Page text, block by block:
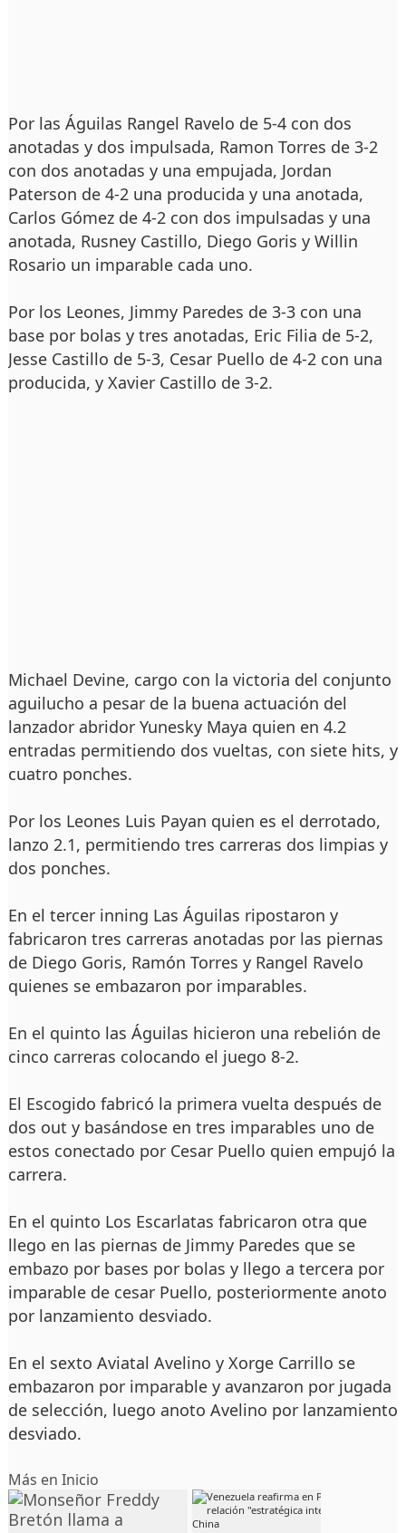
Por las Águilas Rangel Ravelo de 5-4 con dos
anotadas y dos impulsada, Ramon Torres de 3-2
con dos anotadas y una empujada, Jordan
Paterson de 4-2 una producida y una anotada,
Carlos Gómez de 4-2 con dos impulsadas y una
anotada, Rusney Castillo, Diego Goris y Willin
Rosario un imparable cada uno.
Por los Leones, Jimmy Paredes de 3-3 con una
base por bolas y tres anotadas, Eric Filia de 5-2,
Jesse Castillo de 5-3, Cesar Puello de 4-2 con una
producida, y Xavier Castillo de 3-2.
Michael Devine, cargo con la victoria del conjunto
aguilucho a pesar de la buena actuación del
lanzador abridor Yunesky Maya quien en 4.2
entradas permitiendo dos vueltas, con siete hits, y
cuatro ponches.
Por los Leones Luis Payan quien es el derrotado,
lanzo 2.1, permitiendo tres carreras dos limpias y
dos ponches.
En el tercer inning Las Águilas ripostaron y
fabricaron tres carreras anotadas por las piernas
de Diego Goris, Ramón Torres y Rangel Ravelo
quienes se embazaron por imparables.
En el quinto las Águilas hicieron una rebelión de
cinco carreras colocando el juego 8-2.
El Escogido fabricó la primera vuelta después de
dos out y basándose en tres imparables uno de
estos conectado por Cesar Puello quien empujó la
carrera.
En el quinto Los Escarlatas fabricaron otra que
llego en las piernas de Jimmy Paredes que se
embazo por bases por bolas y llego a tercera por
imparable de cesar Puello, posteriormente anoto
por lanzamiento desviado.
En el sexto Aviatal Avelino y Xorge Carrillo se
embazaron por imparable y avanzaron por jugada
de selección, luego anoto Avelino por lanzamiento
desviado.
Más en Inicio